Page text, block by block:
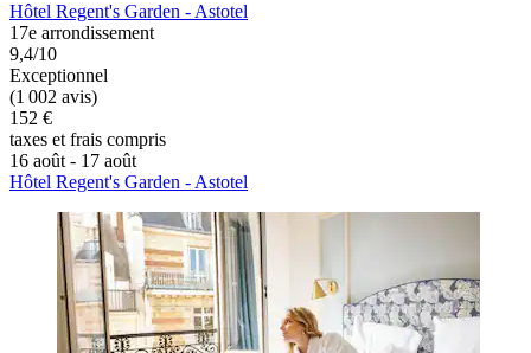
Hôtel Regent's Garden - Astotel
17e arrondissement
9,4/10
Exceptionnel
(1 002 avis)
152 €
taxes et frais compris
16 août - 17 août
Hôtel Regent's Garden - Astotel